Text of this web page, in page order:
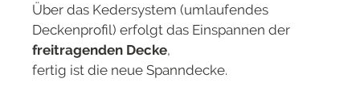
Über das Kedersystem (umlaufendes
Deckenprofil) erfolgt das Einspannen der
freitragenden Decke,
fertig ist die neue Spanndecke.